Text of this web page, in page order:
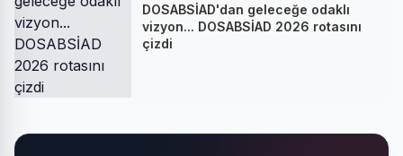
DOSABSİAD'dan geleceğe odaklı
vizyon... DOSABSİAD 2026 rotasını
çizdi